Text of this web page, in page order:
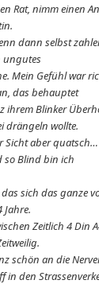
Rat, nimm einen
dann selbst
ungutes
Mein Gefühl war
das behauptet
ihrem Blinker
drängeln wollte.
Sicht aber
Blind bin ich
das sich das ganze
Zeitlich 4 Din
schön an die
in den